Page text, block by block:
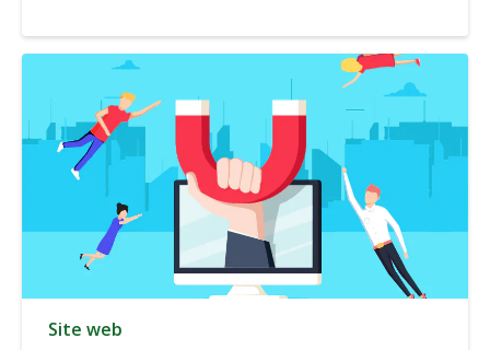
Site web